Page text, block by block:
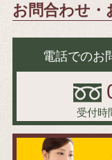
お問合わせ・
電話でのお
受付時